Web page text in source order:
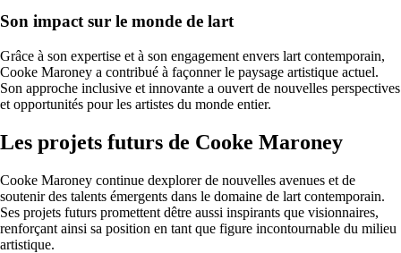
Son impact sur le monde de lart
Grâce à son expertise et à son engagement envers lart contemporain,
Cooke Maroney a contribué à façonner le paysage artistique actuel.
Son approche inclusive et innovante a ouvert de nouvelles perspectives
et opportunités pour les artistes du monde entier.
Les projets futurs de Cooke Maroney
Cooke Maroney continue dexplorer de nouvelles avenues et de
soutenir des talents émergents dans le domaine de lart contemporain.
Ses projets futurs promettent dêtre aussi inspirants que visionnaires,
renforçant ainsi sa position en tant que figure incontournable du milieu
artistique.